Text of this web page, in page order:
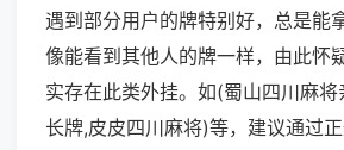
遇到部分用户的牌特别好，总是能
像能看到其他人的牌一样，由此怀
实存在此类外挂。如(蜀山四川麻
长牌,皮皮四川麻将)等，建议通过